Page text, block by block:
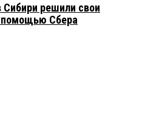
решили свои
Сбера